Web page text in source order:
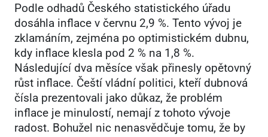
Podle odhadů Českého statistického úřadu
dosáhla inflace v červnu 2,9 %. Tento vývoj je
zklamáním, zejména po optimistickém dubnu,
kdy inflace klesla pod 2 % na 1,8 %.
Následující dva měsíce však přinesly opětovný
růst inflace. Čeští vládní politici, kteří dubnová
čísla prezentovali jako důkaz, že problém
inflace je minulostí, nemají z tohoto vývoje
radost. Bohužel nic nenasvědčuje tomu, že by